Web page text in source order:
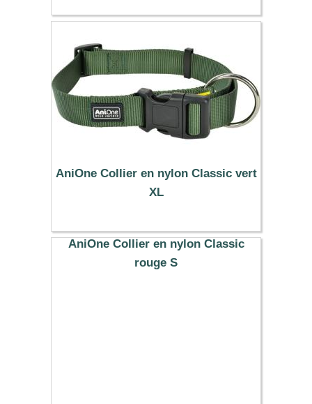
6.59 €
AniOne Collier en nylon Classic vert
XL
10.99 €
AniOne Collier en nylon Classic
rouge S